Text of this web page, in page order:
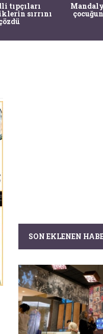
tıpçıları
sırrını
SON EKLENEN